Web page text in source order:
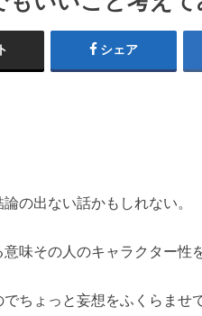
シェア
の出ない話かもしれない。
意味その人のキャラクター性
ちょっと妄想をふくらませ